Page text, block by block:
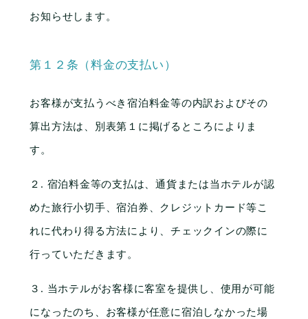
お知らせします。
第１２条（料金の支払い）
お客様が支払うべき宿泊料金等の内訳およびその
算出方法は、別表第１に掲げるところによりま
す。
２. 宿泊料金等の支払は、通貨または当ホテルが認
めた旅行小切手、宿泊券、クレジットカード等こ
れに代わり得る方法により、チェックインの際に
行っていただきます。
３. 当ホテルがお客様に客室を提供し、使用が可能
になったのち、お客様が任意に宿泊しなかった場